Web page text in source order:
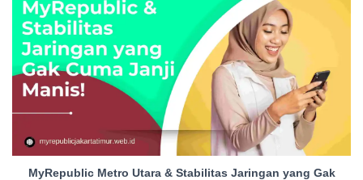
MyRepublic Metro Utara & Stabilitas Jaringan yang Gak